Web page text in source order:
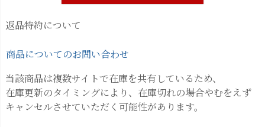
返品特約について
商品についてのお問い合わせ
当該商品は複数サイトで在庫を共有しているため、
在庫更新のタイミングにより、在庫切れの場合やむをえず
キャンセルさせていただく可能性があります。